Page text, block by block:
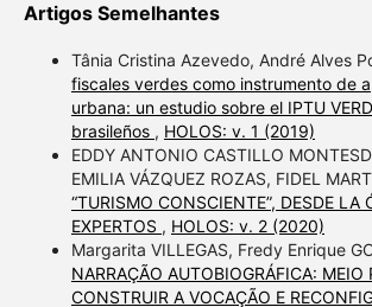
Artigos Semelhantes
Tânia Cristina Azevedo, André Alves
fiscales verdes como instrumento de
urbana: un estudio sobre el IPTU
brasileños , HOLOS: v. 1 (2019)
EDDY ANTONIO CASTILLO
EMILIA VÁZQUEZ ROZAS, FIDEL
“TURISMO CONSCIENTE”, DESDE LA
EXPERTOS , HOLOS: v. 2 (2020)
Margarita VILLEGAS, Fredy Enrique
NARRAÇÃO AUTOBIOGRÁFICA: MEIO
CONSTRUIR A VOCAÇÃO E